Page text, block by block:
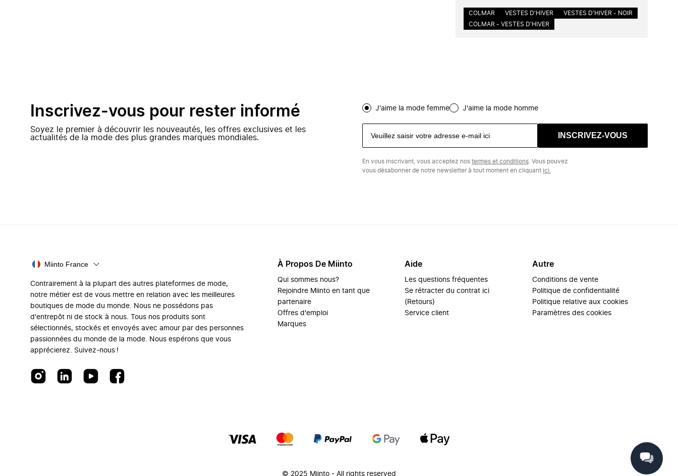
COLMAR VESTES D'HIVER
VESTES D'HIVER - NOIR
COLMAR - VESTES D'HIVER
Inscrivez-vous pour rester informé
Soyez le premier à découvrir les nouveautés, les offres exclusives et les
actualités de la mode des plus grandes marques mondiales.
J'aime la mode femme J'aime la mode homme
INSCRIVEZ-VOUS
En vous inscrivant, vous acceptez nos termes et conditions . Vous pouvez
vous désabonner de notre newsletter à tout moment en cliquant ici.
Miinto France
Contrairement à la plupart des autres plateformes de mode,
notre métier est de vous mettre en relation avec les meilleures
boutiques de mode du monde. Nous ne possédons pas
d'entrepôt ni de stock à nous. Tous nos produits sont
sélectionnés, stockés et envoyés avec amour par des personnes
passionnées du monde de la mode. Nous espérons que vous
apprécierez. Suivez-nous !
À Propos De Miinto
Qui sommes nous?
Rejoindre Miinto en tant que
partenaire
Offres d'emploi
Marques
Aide
Les questions fréquentes
Se rétracter du contrat ici
(Retours)
Service client
Autre
Conditions de vente
Politique de confidentialité
Politique relative aux cookies
Paramètres des cookies
© 2025 Miinto - All rights reserved